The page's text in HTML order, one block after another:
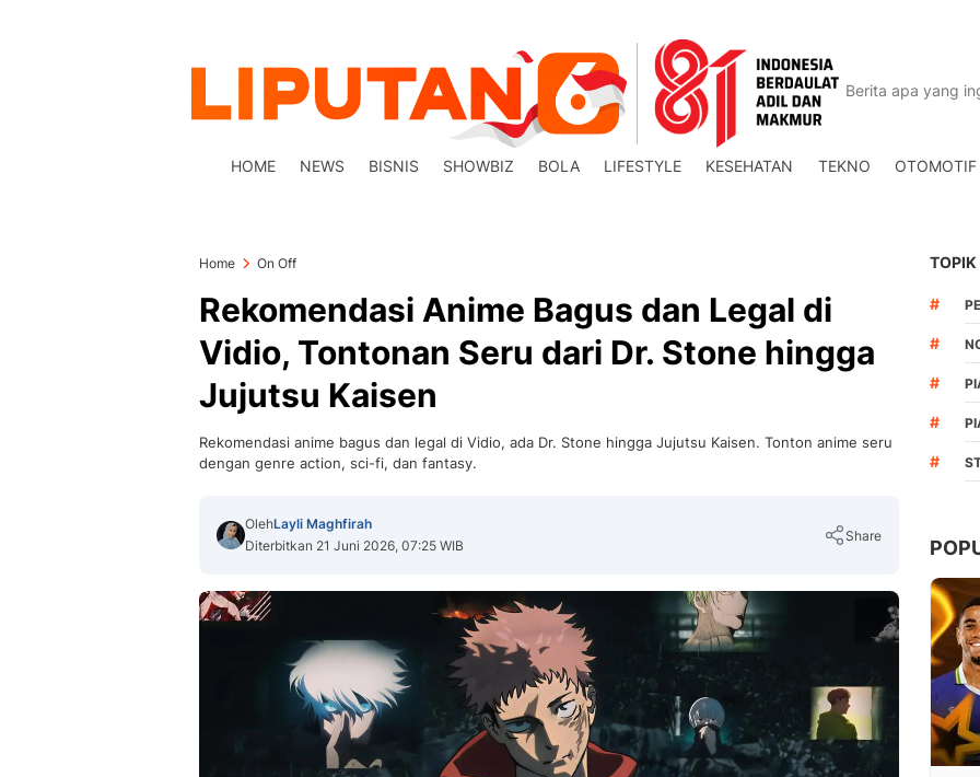
HOME NEWS BISNIS SHOWBIZ BOLA LIFESTYLE KESEHATAN TEKNO OTOMOTIF
Home On Off
Rekomendasi Anime Bagus dan Legal di
Vidio, Tontonan Seru dari Dr. Stone hingga
Jujutsu Kaisen
Rekomendasi anime bagus dan legal di Vidio, ada Dr. Stone hingga Jujutsu Kaisen. Tonton anime seru
dengan genre action, sci-fi, dan fantasy.
OlehLayli Maghfirah
Diterbitkan 21 Juni 2026, 07:25 WIB
Share
TOPIK
#
#
#
#
#